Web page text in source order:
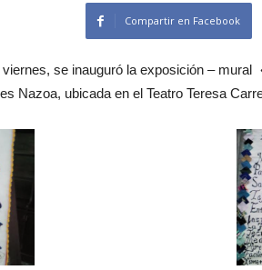
Compartir en Facebook
viernes, se inauguró la exposición – mural
Nazoa, ubicada en el Teatro Teresa